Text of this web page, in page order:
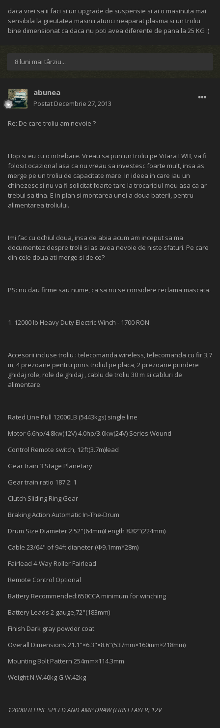
daca vrei sa ii faci si un upgrade de suspensie si ai o masinuta mai
sensibila la greutatea masinii atunci neaparat plasma si un troliu
bine dimensionat ca daca nu poti avea diferente de pana la 25 KG :)
8 luni mai târziu...
abunea
Postat Decembrie 27, 2013
Re: De care troliu am nevoie ?
Hop si eu cu o intrebare. Vreau sa pun un troliu pe Vitara LWB, va fi
folosit ocazional asa ca nu vreau sa investesc foarte mult, insa as
merge pe un troliu de capacitate mare. In ideea in care iau un
chinezesc si nu va fi solicitat foarte tare la trocariciul meu asa ca ar
trebui sa tina. E in plan si montarea unei a doua baterii, pentru
alimentarea troliului.
Imi fac cu ochiul doua, insa de abia acum am inceput sa ma
documentez despre trolii si as avea nevoie de niste sfaturi. Pe care
din cele doua ati merge si de ce?
PS: nu dau firme sau nume, ca sa nu se considere reclama mascata.
1. 12000 lb Heavy Duty Electric Winch - 1700 RON
Accesorii incluse troliu : telecomanda wireless, telecomanda cu fir 3,7
m, 4 prezoane pentru prins troliul pe placa, 2 prezoane prindere
ghidaj role, role de ghidaj , cablu de troliu 30 m si cabluri de
alimentare.
Rated Line Pull 12000LB (5443kgs) single line
Motor 6.6hp/4.8kw(12V) 4.0hp/3.0kw(24V) Series Wound
Control Remote switch, 12ft(3.7m)lead
Gear train 3 Stage Planetary
Gear train ratio 187.2: 1
Clutch Sliding Ring Gear
Braking Action Automatic In-The-Drum
Drum Size Diameter 2.52"(64mm)Length 8.82"(224mm)
Cable 23/64" of 94ft dianeter (Φ9.1mm*28m)
Fairlead 4-Way Roller Fairlead
Remote Control Optional
Battery Recommended:650CCA minimum for winching
Battery Leads 2 gauge,72"(183mm)
Finish Dark gray powder coat
Overall Dimensions 21.1"×6.3"×8.6"(537mm×160mm×218mm)
Mounting Bolt Pattern 254mm×114.3mm
Weight N.W.40kg G.W.42kg
12000LB LINE SPEED AND AMP DRAW (FIRST LAYER) 12V